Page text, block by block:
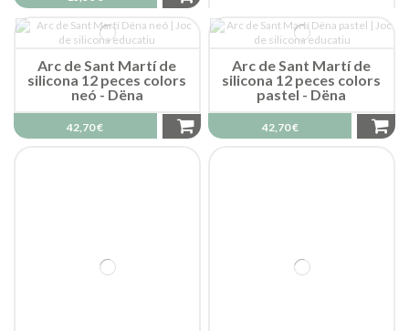
Arc de Sant Martí de
silicona 12 peces colors
neó - Dëna
42,70 €
Arc de Sant Martí de
silicona 12 peces colors
pastel - Dëna
42,70 €